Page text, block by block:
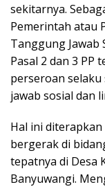
sekitarnya.
Pemerintah atau
Tanggung Jawab
Pasal 2 dan 3 PP
perseroan
jawab sosial dan
Hal ini diterapkan
bergerak di
tepatnya di Desa
Banyuwangi.